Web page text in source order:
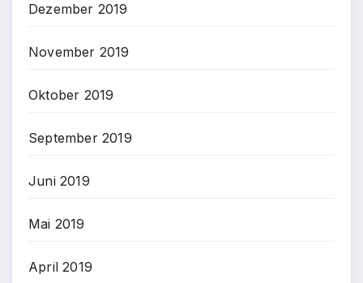
Dezember 2019
November 2019
Oktober 2019
September 2019
Juni 2019
Mai 2019
April 2019